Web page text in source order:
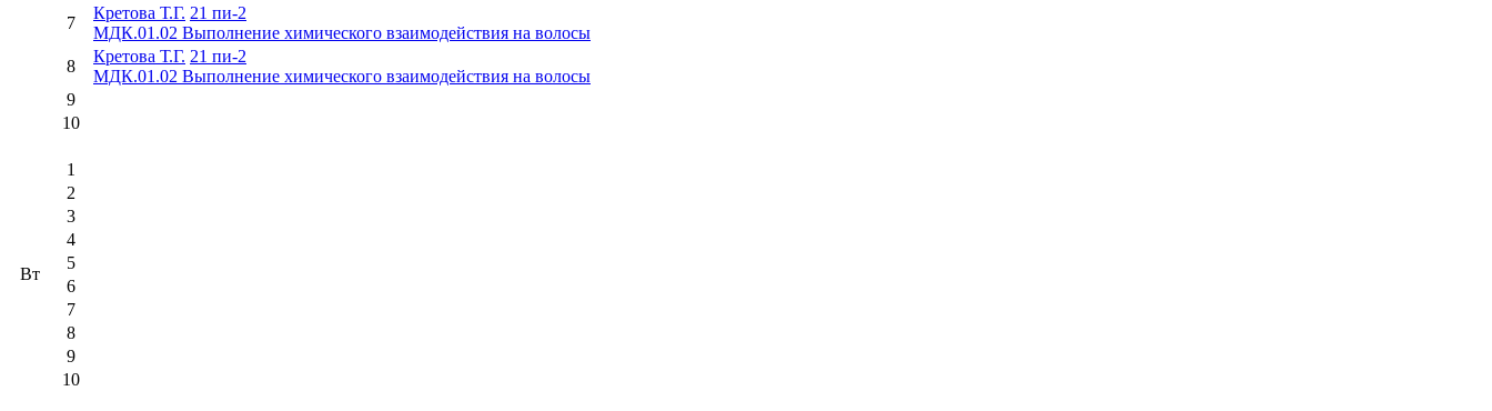
7
Кретова Т.Г. 21 пи-2
МДК.01.02 Выполнение химического взаимодействия на волосы
8
Кретова Т.Г. 21 пи-2
МДК.01.02 Выполнение химического взаимодействия на волосы
9
10
Вт
1
2
3
4
5
6
7
8
9
10